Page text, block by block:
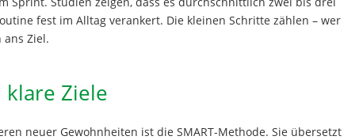
fest im Alltag verankert. Die kleinen Schritte zählen – wer
ans Ziel.
klare Ziele
neuer Gewohnheiten ist die SMART-Methode. Sie übersetzt